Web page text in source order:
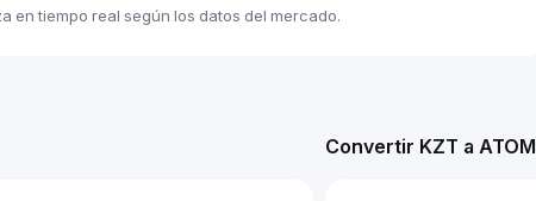
en tiempo real según los datos del mercado.
Convertir KZT a ATOM